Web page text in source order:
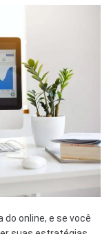
online, e se você